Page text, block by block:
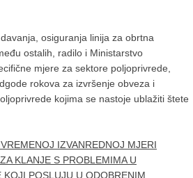
osiguranja linija za obrtna
ostalih, radilo i Ministarstvo
mjere za sektore poljoprivrede,
rokova za izvršenje obveza i
kojima se nastoje ublažiti štete
IZVANREDNOJ MJERI
KLANJE S PROBLEMIMA U
POSLUJU U ODOBRENIM